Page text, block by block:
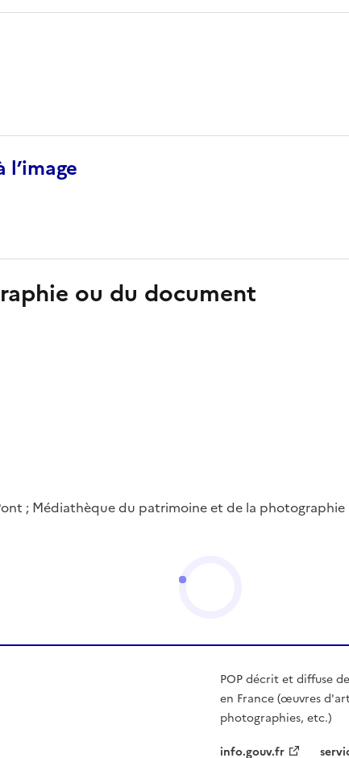
ou du document
; Médiathèque du patrimoine et de la photographie
POP décrit et diffuse
en France (œuvres
photographies, etc.)
info.gouv.fr